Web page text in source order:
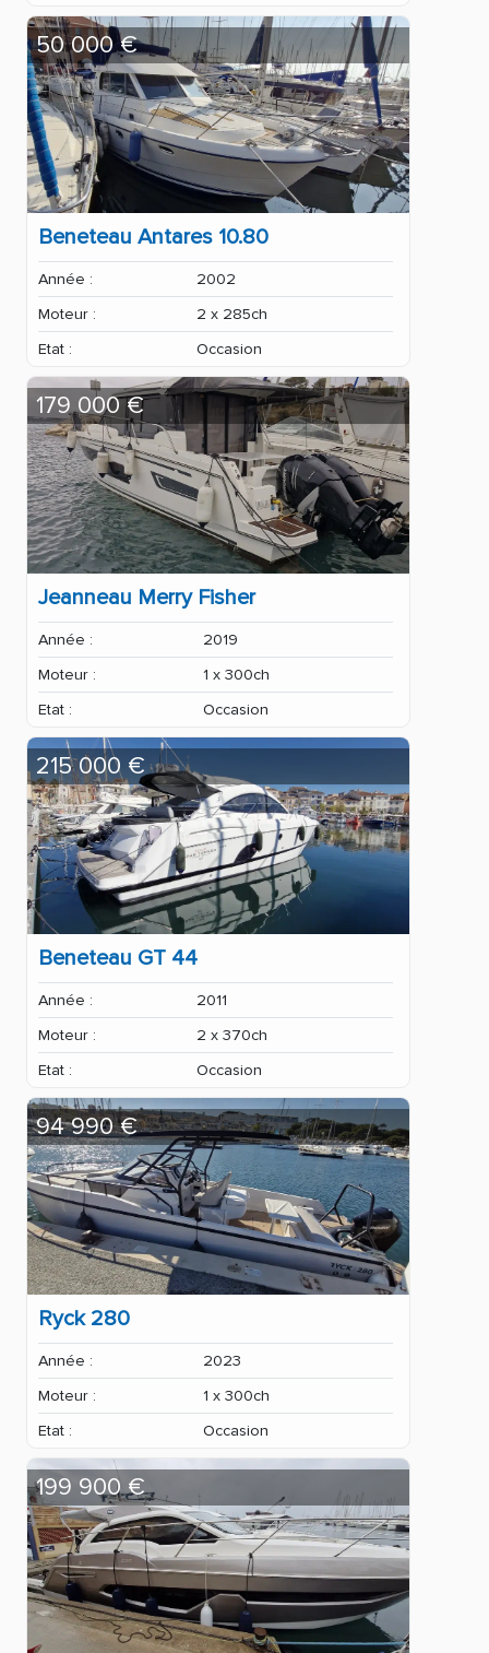
Beneteau Antares 10.80
Année :
2002
Moteur :
2 x 285ch
Etat :
Occasion
50 000 €
Jeanneau Merry Fisher
Année :
2019
Moteur :
1 x 300ch
Etat :
Occasion
179 000 €
Beneteau GT 44
Année :
2011
Moteur :
2 x 370ch
Etat :
Occasion
215 000 €
Ryck 280
Année :
2023
Moteur :
1 x 300ch
Etat :
Occasion
94 990 €
199 900 €